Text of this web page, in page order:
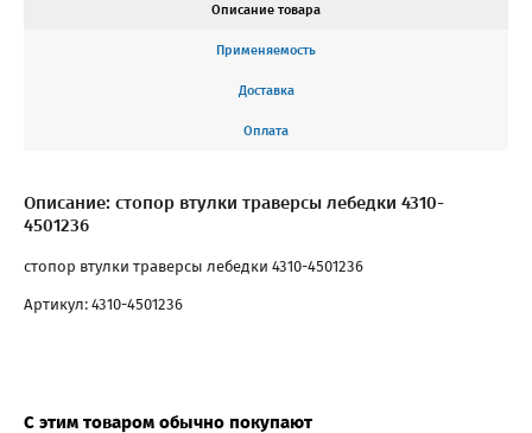
Описание товара
Применяемость
Доставка
Оплата
Описание: стопор втулки траверсы лебедки 4310-
4501236
стопор втулки траверсы лебедки 4310-4501236
Артикул: 4310-4501236
С этим товаром обычно покупают